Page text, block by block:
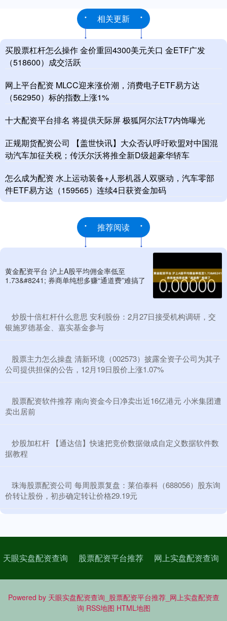
相关更新
买股票杠杆怎么操作 金价重回4300美元关口 金ETF广发
（518600）成交活跃
网上平台配资 MLCC迎来涨价潮，消费电子ETF易方达
（562950）标的指数上涨1%
十大配资平台排名 将提供天际屏 极狐阿尔法T7内饰曝光
正规期货配资公司 【盖世快讯】大众否认呼吁欧盟对中国混
动汽车加征关税；传沃尔沃将推全新D级超豪华轿车
怎么成为配资 水上运动装备+人形机器人双驱动，汽车零部
件ETF易方达（159565）连续4日获资金加码
推荐阅读
黄金配资平台 沪上A股平均佣金率低至
1.73&#8241; 券商单纯想多赚“通道费”难搞了
​炒股十倍杠杆什么意思 安利股份：2月27日接受机构调研，交
银施罗德基金、嘉实基金参与
​股票主力怎么操盘 清新环境（002573）披露全资子公司为其子
公司提供担保的公告，12月19日股价上涨1.07%
​股票配资软件推荐 南向资金今日净卖出近16亿港元 小米集团遭
卖出居前
​炒股加杠杆 【通达信】快速把竞价数据做成自定义数据软件数
据教程
​珠海股票配资公司 每周股票复盘：莱伯泰科（688056）股东询
价转让股份，初步确定转让价格29.19元
天眼实盘配资查询 股票配资平台推荐 网上实盘配资查询
Powered by 天眼实盘配资查询_股票配资平台推荐_网上实盘配资查
询 RSS地图 HTML地图